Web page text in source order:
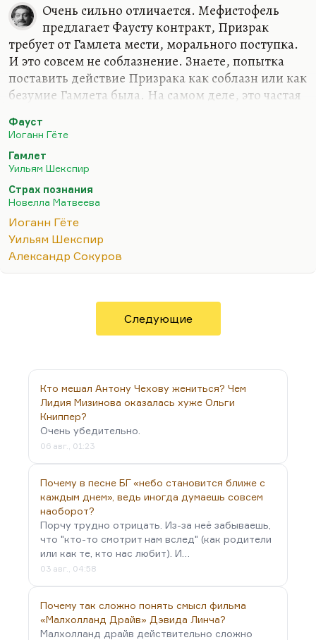
Очень сильно отличается. Мефистофель
предлагает Фаусту контракт, Призрак
требует от Гамлета мести, морального поступка.
И это совсем не соблазнение. Знаете, попытка
поставить действие Призрака как соблазн или как
безумие Гамлета была. На самом деле, это частая
от морального императива. Скажем так, Призрак
с бессовестностью. Мефистофель — это
персонификация бессовестности, моральной
распущенности.
Кстати, люди, которые пишут о некоей
натянутости сравнения Фауста с советскими
учеными, посмотрите фильм Сокурова. Я думаю,
Фауст
Иоганн Гёте
Гамлет
Уильям Шекспир
Страх познания
Новелла Матвеева
Иоганн Гёте
Уильям Шекспир
Александр Сокуров
Следующие
Кто мешал Антону Чехову жениться? Чем
Лидия Мизинова оказалась хуже Ольги
Книппер?
Очень убедительно.
06 авг., 01:23
Почему в песне БГ «небо становится ближе с
каждым днем», ведь иногда думаешь совсем
наоборот?
Порчу трудно отрицать. Из-за неё забываешь,
что "кто-то смотрит нам вслед" (как родители
или как те, кто нас любит). И…
03 авг., 04:58
Почему так сложно понять смысл фильма
«Малхолланд Драйв» Дэвида Линча?
Малхолланд драйв действительно сложно